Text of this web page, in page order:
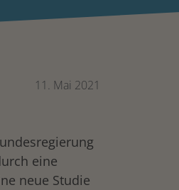
11. Mai 2021
eine
neue Studie